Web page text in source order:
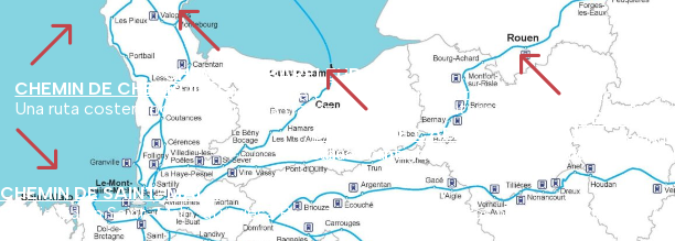
&
CHEMIN DE CHERBOURG
Una ruta costera por Normandía a través de Lessay, Coutances y Granville hasta
%
CHEMIN DE BARFLEUR
Con salida del puerto de Barfleur, la ruta recorre el interior de Cotentin. La ruta pone de relieve los parajes naturales poco conocidos y los tesoros históricos del departamento.
%
CHEMIN DE CAEN OUISTREHAM
Sigue la antigua calzada romana de Vieux a Avranches, utilizada por los peregrinos desde antes del año 1000. Enlaza los paisajes de Calvados con los valles normandos camino del Mont.
%
CHEMIN DE ROUEN
Se extiende por cinco departamentos de Normandía,
'
CHEMIN DE SAINT-MALO
Comienza en Saint-Malo, atraviesa Bretaña y se une a las rutas normandas hasta el